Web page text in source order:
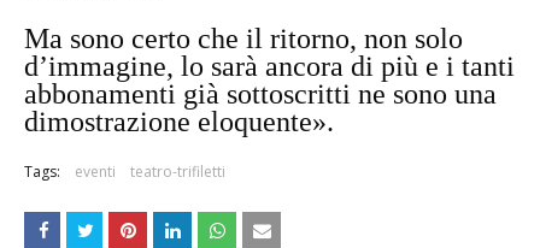
Ma sono certo che il ritorno, non solo
d’immagine, lo sarà ancora di più e i tanti
abbonamenti già sottoscritti ne sono una
dimostrazione eloquente».
Tags: eventi teatro-trifiletti